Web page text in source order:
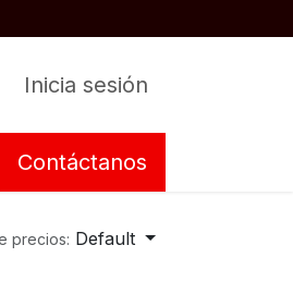
Inicia sesión
Contáctanos
precios: Default